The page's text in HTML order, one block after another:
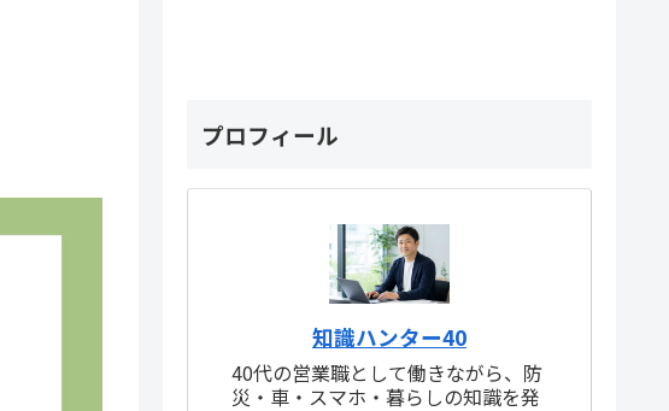
プロフィール
知識ハンター40
40代の営業職として働きながら、防
災・車・スマホ・暮らしの知識を発